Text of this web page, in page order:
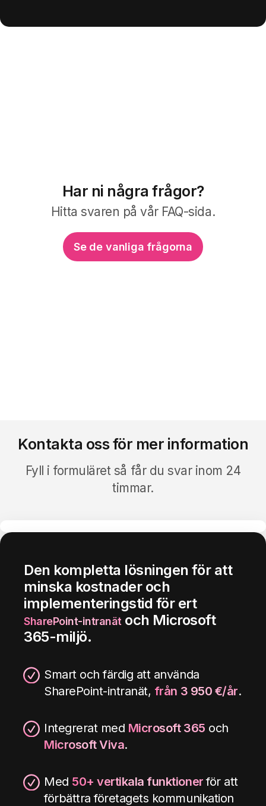
Har ni några frågor?
Hitta svaren på vår FAQ-sida.
Se de vanliga frågorna
Kontakta oss för mer information
Fyll i formuläret så får du svar inom 24
timmar.
Den kompletta lösningen för att
minska kostnader och
implementeringstid för ert
SharePoint-intranät och Microsoft
365-miljö.
Smart och färdig att använda
SharePoint-intranät, från 3 950 €/år.
Integrerat med Microsoft 365 och
Microsoft Viva.
Med 50+ vertikala funktionerför att
förbättra företagets kommunikation